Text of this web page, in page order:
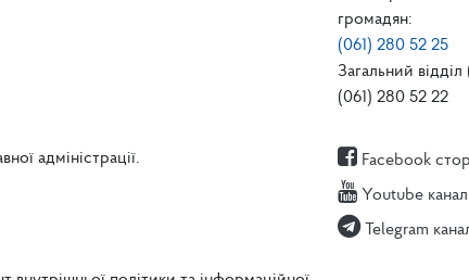
громадян:
(061) 280 52 25
Загальний
(061) 280 52 22
адміністрації.
Facebook
Youtube канал
Telegram